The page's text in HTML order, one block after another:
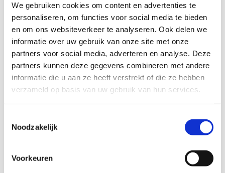
We gebruiken cookies om content en advertenties te
personaliseren, om functies voor social media te bieden
en om ons websiteverkeer te analyseren. Ook delen we
informatie over uw gebruik van onze site met onze
partners voor social media, adverteren en analyse. Deze
partners kunnen deze gegevens combineren met andere
informatie die u aan ze heeft verstrekt of die ze hebben
verzameld op basis van uw gebruik van hun services.
Noodzakelijk
Voorkeuren
Please fill out the form below and we will contact you
within 24 hours.
About product (*)